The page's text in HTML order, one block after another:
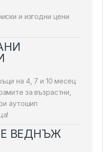
и изгодни цени
на 4, 7 и 10 месец
за възрастни,
аутошип
ВЕДНЪЖ